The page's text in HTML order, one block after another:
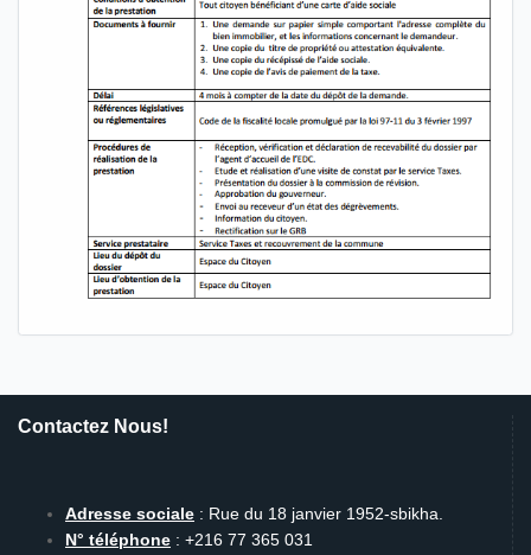
Contactez Nous!
Adresse sociale : Rue du 18 janvier 1952-sbikha.
N° téléphone : +216 77 365 031